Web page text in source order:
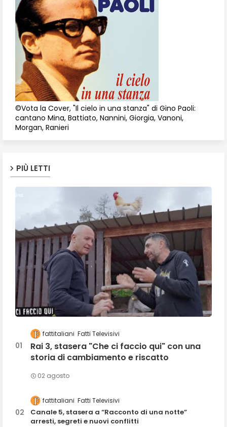
©Vota la Cover, "Il cielo in una stanza" di Gino Paoli:
cantano Mina, Battiato, Nannini, Giorgia, Vanoni,
Morgan, Ranieri
PIÙ LETTI
fattitaliani Fatti Televisivi
Rai 3, stasera "Che ci faccio qui" con una
storia di cambiamento e riscatto
02 agosto
fattitaliani Fatti Televisivi
Canale 5, stasera a “Racconto di una notte”
arresti, segreti e nuovi conflitti